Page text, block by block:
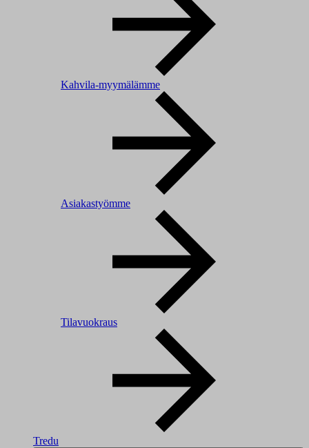
Kahvila-myymälämme
Asiakastyömme
Tilavuokraus
Tredu